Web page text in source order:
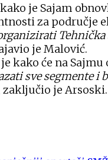
je Sajam
za područje
je Malović.
kako će na
sve segmente
zaključio je Arsoski.